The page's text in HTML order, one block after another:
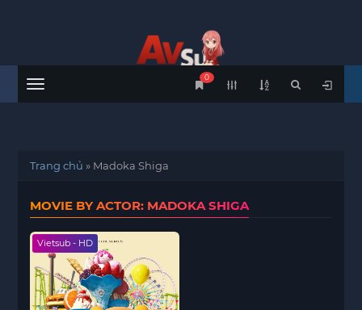
Menu
0
Trang chủ » Madoka Shiga
MOVIE BY ACTOR: MADOKA SHIGA
Vietsub - HD